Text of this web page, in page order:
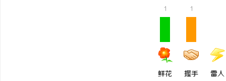
1
鲜花
1
握手 雷人